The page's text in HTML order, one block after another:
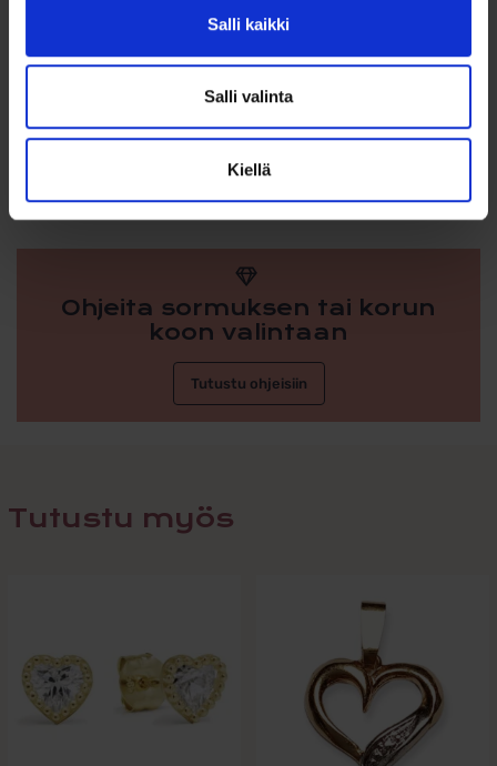
Salli kaikki
Salli valinta
Kiellä
Sisäsydämen korkeus: 8,5 mm
Sisäsydämen leveys: 10 mm
Ohjeita sormuksen tai korun
koon valintaan
Tutustu ohjeisiin
Tutustu myös